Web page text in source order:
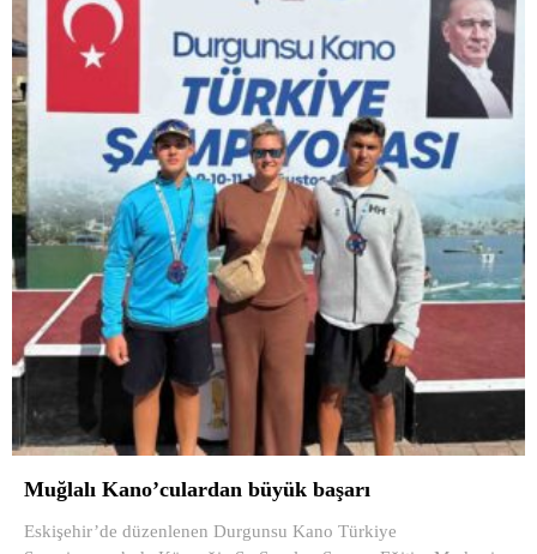
Muğlalı Kano’culardan büyük başarı
Eskişehir’de düzenlenen Durgunsu Kano Türkiye